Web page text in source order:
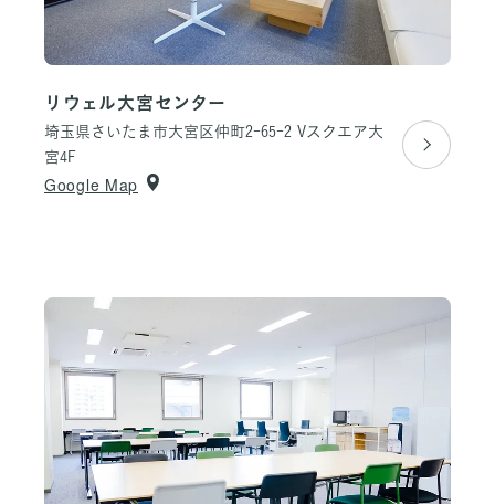
リウェル大宮センター
埼玉県さいたま市大宮区仲町2-65-2 Vスクエア大
宮4F
Google Map